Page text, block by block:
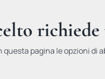
questa pagina le opzioni